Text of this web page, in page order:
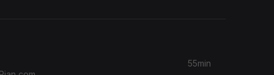
55min